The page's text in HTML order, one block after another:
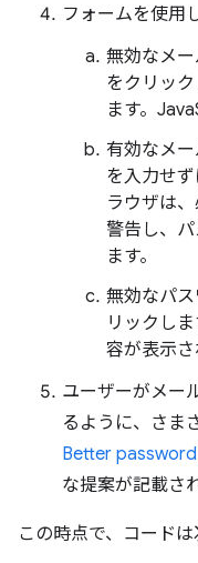
フォームを使用
無効なメ
をクリッ
ます。
有効なメ
を入力せ
ラウザは
警告し、
ます。
無効なパ
リックし
容が表示さ
ユーザーがメー
るように、さま
Better
な提案が記載さ
この時点で、コードは